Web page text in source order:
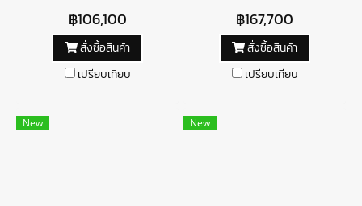
฿106,100
สั่งซื้อสินค้า
เปรียบเทียบ
฿167,700
สั่งซื้อสินค้า
เปรียบเทียบ
New New